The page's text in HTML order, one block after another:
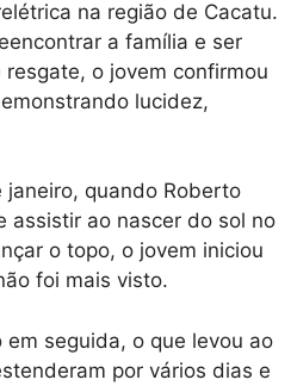
na região de Cacatu.
a família e ser
o jovem confirmou
lucidez,
quando Roberto
assistir ao nascer do sol no
o topo, o jovem iniciou
foi mais visto.
seguida, o que levou ao
por vários dias e